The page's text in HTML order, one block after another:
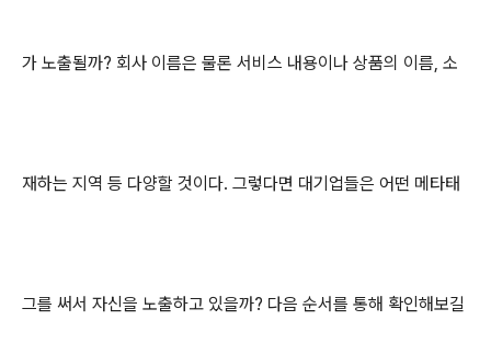
가 노출될까? 회사 이름은 물론 서비스 내용이나 상품의 이름, 소
재하는 지역 등 다양할 것이다. 그렇다면 대기업들은 어떤 메타태
그를 써서 자신을 노출하고 있을까? 다음 순서를 통해 확인해보길